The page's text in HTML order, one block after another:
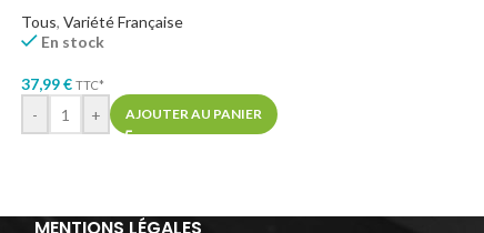
Tous, Variété Française
En stock
37,99€ TTC*
- + AJOUTER AU PANIER